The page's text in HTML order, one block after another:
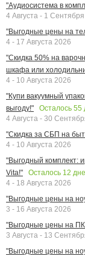
"Аудиосистема в
4 Августа - 1
"Выгодные цены на
4 - 17 Августа 2026
"Скидка 50% на
шкафа или
4 - 10 Августа 2026
"Купи вакуумный
выгоду!"
Осталось 55
4 Августа - 30
"Скидка за СБП на
4 - 10 Августа 2026
"Выгодный комплект:
Vita!"
Осталось 12
4 - 18 Августа 2026
"Выгодные цены на
3 - 16 Августа 2026
"Выгодные цены на ПК
3 Августа - 13
"Выгодные цены на